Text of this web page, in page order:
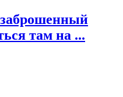
там на ...